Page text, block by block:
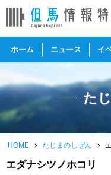
ホーム ニュース イ
た
HOME たじまのしぜん
エダナシツノホコリ